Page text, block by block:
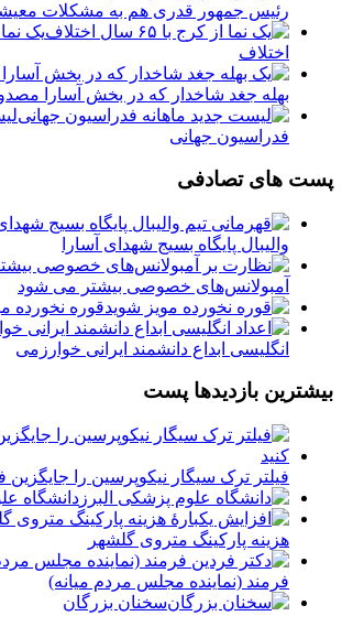
رئیس جمهور قدری هم به مشکلات
اختلاف
بهله جغد شاخدار که در بخش آسارا
فدراسیون جهانی
پست های تصادفی
واليبال پايگاه بسيج شهداى آسارا
آمبولانس‌های خصوصی بیشتر می شود
قوره نخورده
انگلیسی ابداع دانشمند ایرانی خوارزمی
بیشترین بازدیدها پست
فیلتر ترک سیگار نیکوپرسین را جایگزین
دانشگاه
هزینه پارکینگ متروی گلشهر
فرمند (نماينده مجلس مردم میانه)
سخنان بزرگان